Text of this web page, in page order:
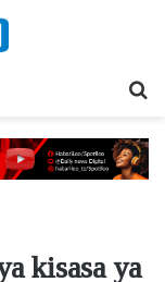
kisasa ya